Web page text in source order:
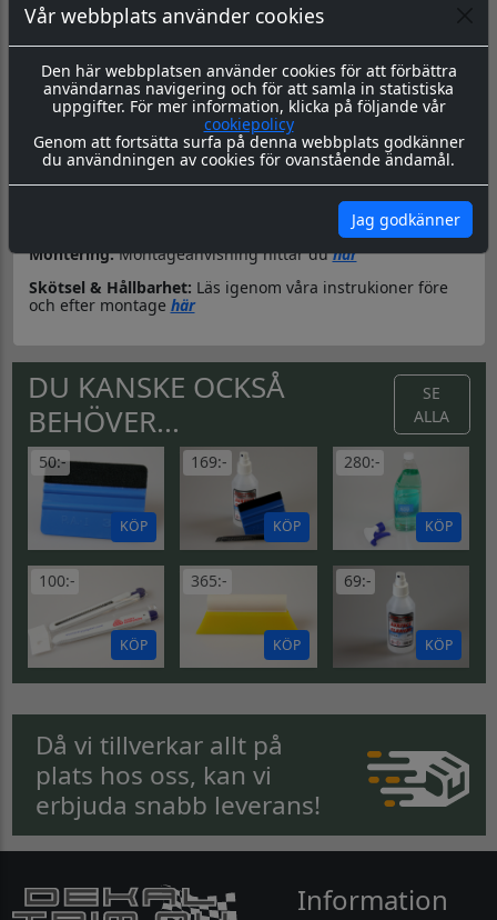
Vår webbplats använder cookies
Den här webbplatsen använder cookies för att förbättra
användarnas navigering och för att samla in statistiska
uppgifter. För mer information, klicka på följande vår
cookiepolicy
Genom att fortsätta surfa på denna webbplats godkänner
du användningen av cookies för ovanstående ändamål.
Jag godkänner
Dekorkit till MC
Material & Tillverkning:Dessa dekaler skärs ut i en 8-årig
genomfärgad kvalitetsfolie. Storleken är universal men går
att få i önskad storlek. ange detta i kommentarer på
beställning.
Leverans:Dekalerna levereras redo för montage med
appliceringstape över som håller ihop dekalen, och
underlättar monteringen. Appliceringstapen tas bort efter
montering, och kvar sitter då endast dekalen.
Montering:Montageanvisning hittar du här
Skötsel & Hållbarhet: Läs igenom våra instrukioner före
och efter montage här
DU KANSKE OCKSÅ
BEHÖVER...
SE
ALLA
50:-
KÖP
169:-
KÖP
280:-
KÖP
100:-
KÖP
365:-
KÖP
69:-
KÖP
Då vi tillverkar allt på
plats hos oss, kan vi
erbjuda snabb leverans!
Information